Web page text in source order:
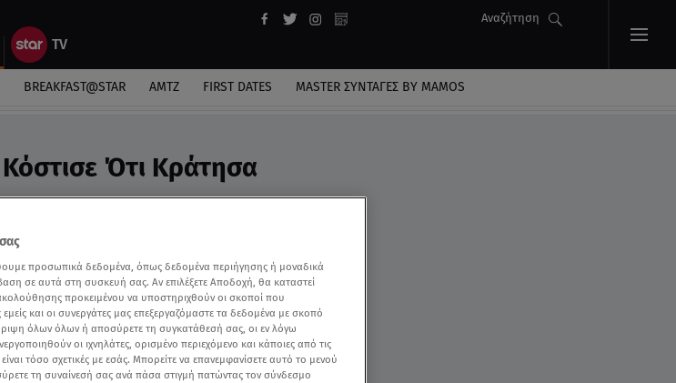
Αναζήτηση
BREAKFAST@STAR ΑΜΤΖ FIRST DATES MASTER ΣΥΝΤΑΓΈΣ BY MAMOS
Ότι Κράτησα
Με έβλεπαν κάπως πιο ελαφριά»
προσωπικά δεδομένα, όπως δεδομένα περιήγησης ή μοναδικά
σε αυτά στη συσκευή σας. Αν επιλέξετε Αποδοχή, θα καταστεί
προκειμένου να υποστηριχθούν οι σκοποί που
και οι συνεργάτες μας επεξεργαζόμαστε τα δεδομένα με σκοπό
όλων όλων ή αποσύρετε τη συγκατάθεσή σας, οι εν λόγω
οι ιχνηλάτες, ορισμένο περιεχόμενο και κάποιες από τις
τόσο σχετικές με εσάς. Μπορείτε να επανεμφανίσετε αυτό το μενού
τη συναίνεσή σας ανά πάσα στιγμή πατώντας τον σύνδεσμο